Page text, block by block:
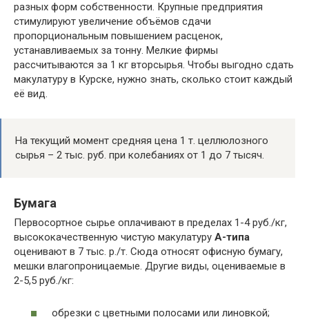
разных форм собственности. Крупные предприятия
стимулируют увеличение объёмов сдачи
пропорциональным повышением расценок,
устанавливаемых за тонну. Мелкие фирмы
рассчитываются за 1 кг вторсырья. Чтобы выгодно сдать
макулатуру в Курске, нужно знать, сколько стоит каждый
её вид.
На текущий момент средняя цена 1 т. целлюлозного
сырья – 2 тыс. руб. при колебаниях от 1 до 7 тысяч.
Бумага
Первосортное сырье оплачивают в пределах 1-4 руб./кг,
высококачественную чистую макулатуру А-типа
оценивают в 7 тыс. р./т. Сюда относят офисную бумагу,
мешки влагопроницаемые. Другие виды, оцениваемые в
2-5,5 руб./кг:
обрезки с цветными полосами или линовкой;